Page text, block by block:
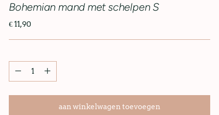
Bohemian mand met schelpen S
€ 11,90
aan winkelwagen toevoegen